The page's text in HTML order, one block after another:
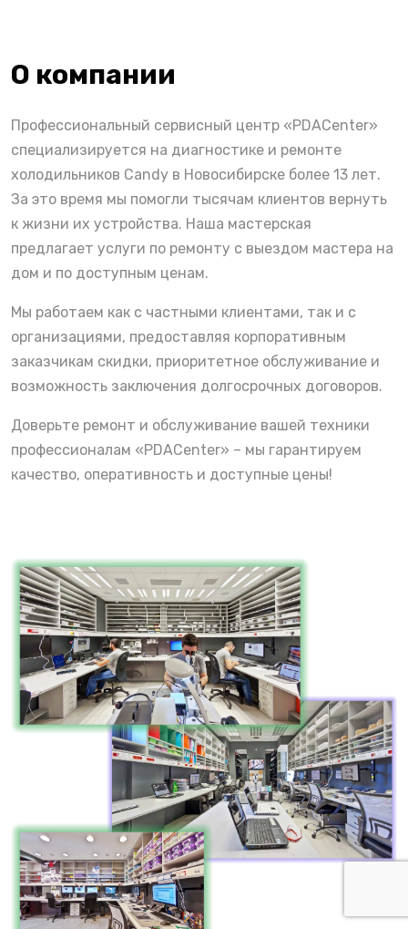
О компании
Профессиональный сервисный центр «PDACenter»
специализируется на диагностике и ремонте
холодильников Candy в Новосибирске более 13 лет.
За это время мы помогли тысячам клиентов вернуть
к жизни их устройства. Наша мастерская
предлагает услуги по ремонту с выездом мастера на
дом и по доступным ценам.
Мы работаем как с частными клиентами, так и с
организациями, предоставляя корпоративным
заказчикам скидки, приоритетное обслуживание и
возможность заключения долгосрочных договоров.
Доверьте ремонт и обслуживание вашей техники
профессионалам «PDACenter» – мы гарантируем
качество, оперативность и доступные цены!